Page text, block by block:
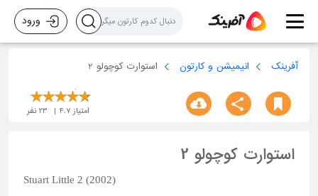
ورود
آفرینک انیمیشن و کارتون استوارت کوچولو 2
امتیاز 4.7
23 نفر
استوارت کوچولو 2
Stuart Little 2 (2002)